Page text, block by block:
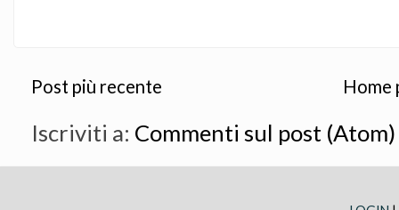
Post più recente Home
Iscriviti a: Commenti sul post (Atom)